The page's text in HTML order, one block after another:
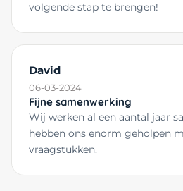
volgende stap te brengen!
David
06-03-2024
Fijne samenwerking
Wij werken al een aantal jaar
hebben ons enorm geholpen
vraagstukken.